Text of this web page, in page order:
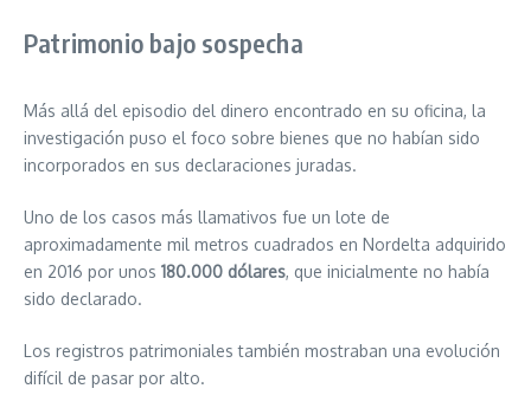
Patrimonio bajo sospecha
Más allá del episodio del dinero encontrado en su oficina, la
investigación puso el foco sobre bienes que no habían sido
incorporados en sus declaraciones juradas.
Uno de los casos más llamativos fue un lote de
aproximadamente mil metros cuadrados en Nordelta adquirido
en 2016 por unos 180.000 dólares, que inicialmente no había
sido declarado.
Los registros patrimoniales también mostraban una evolución
difícil de pasar por alto.